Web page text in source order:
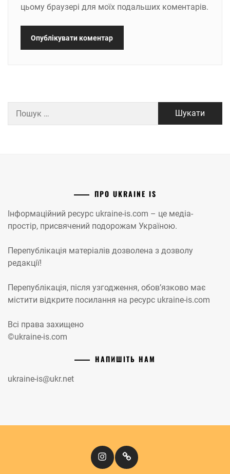
цьому браузері для моїх подальших коментарів.
ПРО UKRAINE IS
Інформаційний ресурс ukraine-is.com – це медіа-
простір, присвячений подорожам Україною.
Перепублікація матеріалів дозволена з дозволу
редакції!
Перепублікація, після узгодження, обов’язково має
містити відкрите посилання на ресурс ukraine-is.com
Всі права захищено
©ukraine-is.com
НАПИШІТЬ НАМ
ukraine-is@ukr.net
InstagramКіномандри